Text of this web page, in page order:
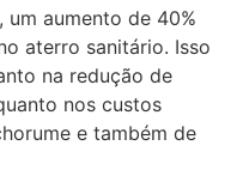
aumento de 40%
aterro sanitário. Isso
na redução de
nos custos
e também de